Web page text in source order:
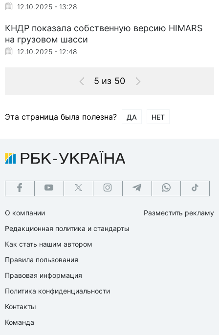
12.10.2025 - 13:28
КНДР показала собственную версию HIMARS
на грузовом шасси
12.10.2025 - 12:48
5 из 50
Эта страница была полезна? ДА НЕТ
О компании
Редакционная политика и стандарты
Как стать нашим автором
Правила пользования
Правовая информация
Политика конфиденциальности
Контакты
Команда
Разместить рекламу